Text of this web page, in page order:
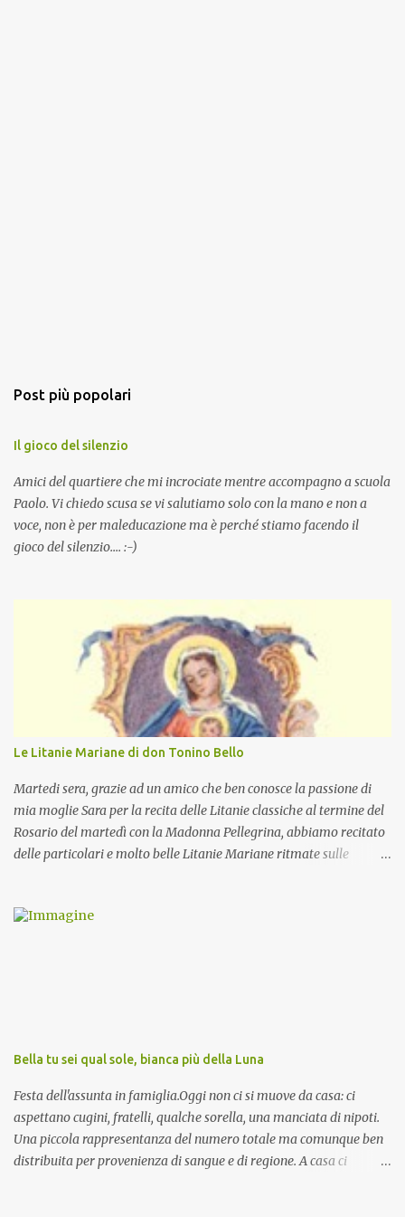
Post più popolari
Il gioco del silenzio
Amici del quartiere che mi incrociate mentre accompagno a scuola
Paolo. Vi chiedo scusa se vi salutiamo solo con la mano e non a
voce, non è per maleducazione ma è perché stiamo facendo il
gioco del silenzio.... :-)
Le Litanie Mariane di don Tonino Bello
Martedi sera, grazie ad un amico che ben conosce la passione di
mia moglie Sara per la recita delle Litanie classiche al termine del
Rosario del martedì con la Madonna Pellegrina, abbiamo recitato
delle particolari e molto belle Litanie Mariane ritmate sulle
preghiera.
Bella tu sei qual sole, bianca più della Luna
Festa dell'assunta in famiglia.Oggi non ci si muove da casa: ci
aspettano cugini, fratelli, qualche sorella, una manciata di nipoti.
Una piccola rappresentanza del numero totale ma comunque ben
distribuita per provenienza di sangue e di regione. A casa ci